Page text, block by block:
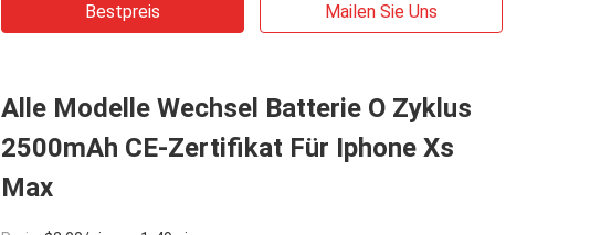
Bestpreis Mailen Sie Uns
Alle Modelle Wechsel Batterie O Zyklus
2500mAh CE-Zertifikat Für Iphone Xs
Max